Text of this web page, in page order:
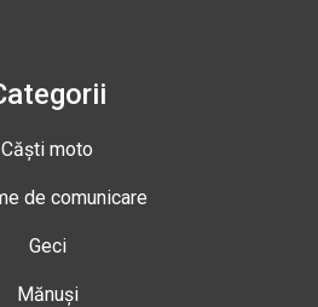
Căști moto
de comunicare
Geci
Mănuși